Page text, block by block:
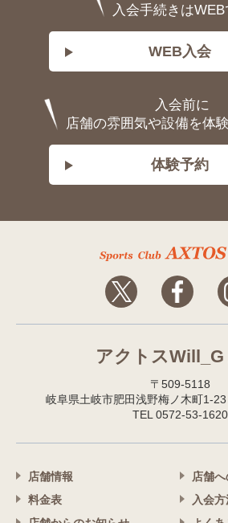
入会手続きはWEB
WEB入会
入会前に
店舗の雰囲気や設備を体
体験予約
アクトスWill_G
〒509-5118
岐阜県土岐市肥田浅野梅ノ木町1-
TEL 0572-53-1620
店舗情報
料金表
店舗
入会